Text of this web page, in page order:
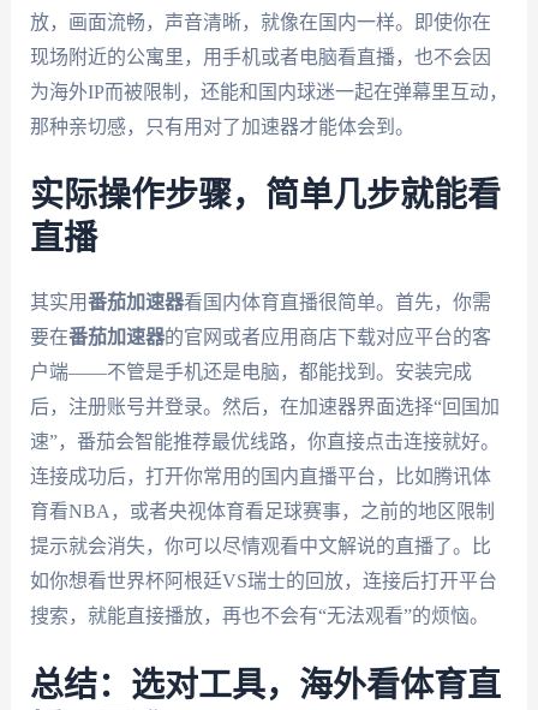
放，画面流畅，声音清晰，就像在国内一样。即使你在
现场附近的公寓里，用手机或者电脑看直播，也不会因
为海外IP而被限制，还能和国内球迷一起在弹幕里互动，
那种亲切感，只有用对了加速器才能体会到。
实际操作步骤，简单几步就能看
直播
其实用番茄加速器看国内体育直播很简单。首先，你需
要在番茄加速器的官网或者应用商店下载对应平台的客
户端——不管是手机还是电脑，都能找到。安装完成
后，注册账号并登录。然后，在加速器界面选择“回国加
速”，番茄会智能推荐最优线路，你直接点击连接就好。
连接成功后，打开你常用的国内直播平台，比如腾讯体
育看NBA，或者央视体育看足球赛事，之前的地区限制
提示就会消失，你可以尽情观看中文解说的直播了。比
如你想看世界杯阿根廷VS瑞士的回放，连接后打开平台
搜索，就能直接播放，再也不会有“无法观看”的烦恼。
总结：选对工具，海外看体育直